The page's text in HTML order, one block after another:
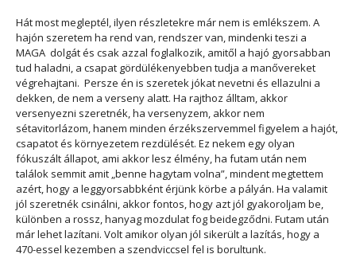
Hát most megleptél, ilyen részletekre már nem is emlékszem. A
hajón szeretem ha rend van, rendszer van, mindenki teszi a
MAGA dolgát és csak azzal foglalkozik, amitől a hajó gyorsabban
tud haladni, a csapat gördülékenyebben tudja a manővereket
végrehajtani. Persze én is szeretek jókat nevetni és ellazulni a
dekken, de nem a verseny alatt. Ha rajthoz álltam, akkor
versenyezni szeretnék, ha versenyzem, akkor nem
sétavitorlázom, hanem minden érzékszervemmel figyelem a hajót,
csapatot és környezetem rezdülését. Ez nekem egy olyan
fókuszált állapot, ami akkor lesz élmény, ha futam után nem
találok semmit amit „benne hagytam volna”, mindent megtettem
azért, hogy a leggyorsabbként érjünk körbe a pályán. Ha valamit
jól szeretnék csinálni, akkor fontos, hogy azt jól gyakoroljam be,
különben a rossz, hanyag mozdulat fog beidegződni. Futam után
már lehet lazítani. Volt amikor olyan jól sikerült a lazítás, hogy a
470-essel kezemben a szendviccsel fel is borultunk.